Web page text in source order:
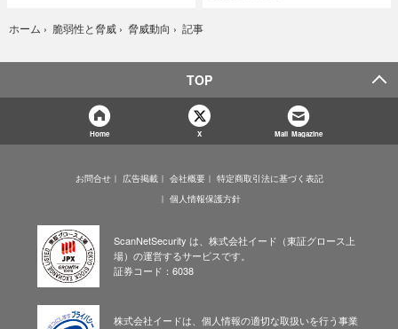
ホーム › 脆弱性と脅威 › 脅威動向 › 記事
TOP
Home X Mail Magazine
お問合せ 広告掲載 会社概要
特定商取引法に基づく表記
個人情報保護方針
ScanNetSecurity は、株式会社イード（東証グロース上
場）の運営するサービスです。
証券コード：6038
株式会社イードは、個人情報の適切な取扱いを行う事業